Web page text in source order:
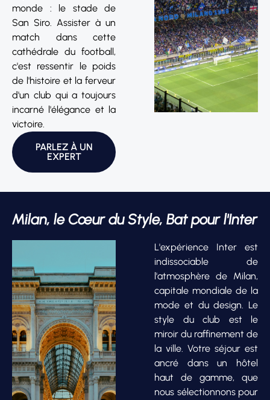
monde : le stade de
San Siro. Assister à un
match dans cette
cathédrale du football,
c'est ressentir le poids
de l'histoire et la ferveur
d'un club qui a toujours
incarné l'élégance et la
victoire.
PARLEZ À UN
EXPERT
Milan, le Cœur du Style, Bat pour l'Inter
L'expérience Inter est
indissociable de
l'atmosphère de Milan,
capitale mondiale de la
mode et du design. Le
style du club est le
miroir du raffinement de
la ville. Votre séjour est
ancré dans un hôtel
haut de gamme, que
nous sélectionnons pour